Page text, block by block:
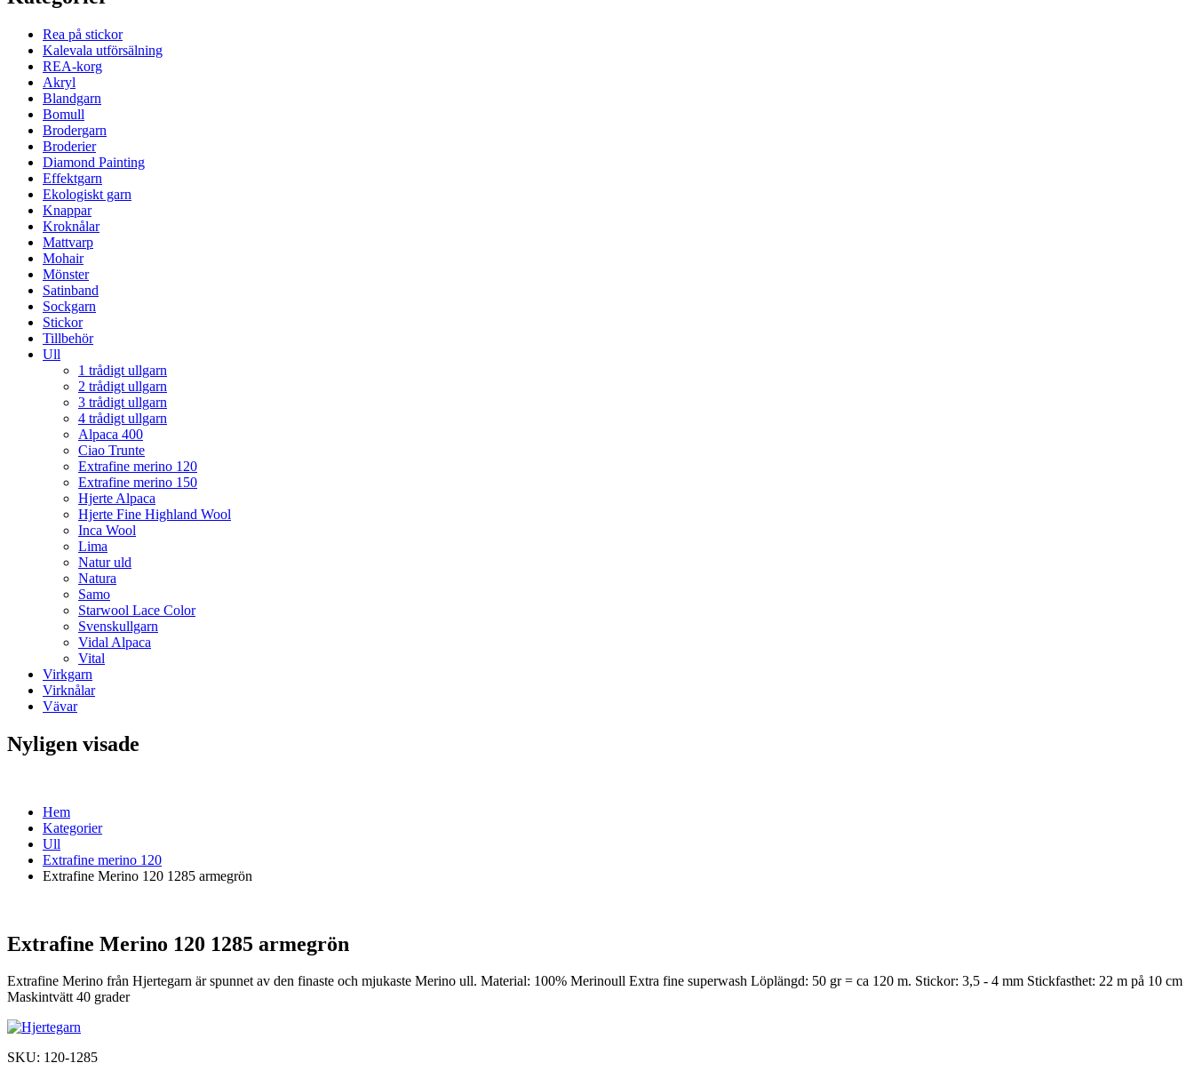
Rea på stickor
Kalevala utförsälning
REA-korg
Akryl
Blandgarn
Bomull
Brodergarn
Broderier
Diamond Painting
Effektgarn
Ekologiskt garn
Knappar
Kroknålar
Mattvarp
Mohair
Mönster
Satinband
Sockgarn
Stickor
Tillbehör
Ull
1 trådigt ullgarn
2 trådigt ullgarn
3 trådigt ullgarn
4 trådigt ullgarn
Alpaca 400
Ciao Trunte
Extrafine merino 120
Extrafine merino 150
Hjerte Alpaca
Hjerte Fine Highland Wool
Inca Wool
Lima
Natur uld
Natura
Samo
Starwool Lace Color
Svenskullgarn
Vidal Alpaca
Vital
Virkgarn
Virknålar
Vävar
Nyligen visade
Hem
Kategorier
Ull
Extrafine merino 120
Extrafine Merino 120 1285 armegrön
Extrafine Merino 120 1285 armegrön
Extrafine Merino från Hjertegarn är spunnet av den finaste och mjukaste Merino ull. Material: 100% Merinoull Extra fine superwash Löplängd: 50 gr = ca 120 m. Stickor: 3,5 - 4 mm Stickfasthet: 22 m på 10 cm
Maskintvätt 40 grader
SKU: 120-1285